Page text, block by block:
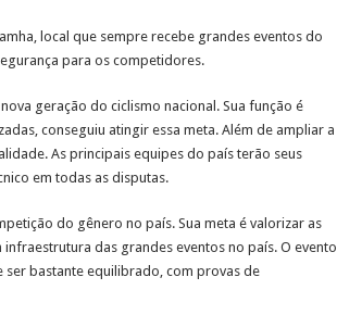
local que sempre recebe grandes eventos do
para os competidores.
geração do ciclismo nacional. Sua função é
conseguiu atingir essa meta. Além de ampliar a
As principais equipes do país terão seus
em todas as disputas.
do gênero no país. Sua meta é valorizar as
das grandes eventos no país. O evento
ser bastante equilibrado, com provas de